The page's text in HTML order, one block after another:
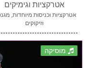
אטרקציות וגימיקים
אטרקציות וכניסות מיוחדות,
וזיקוקים
מוסיקה